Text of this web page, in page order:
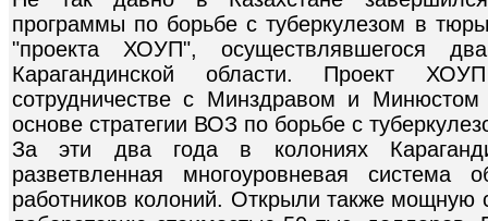
программы по борьбе с туберкулезом в
"проекта ХОУП", осуществлявшегося
Карагандинской области. Проект
сотрудничестве с Минздравом и
основе стратегии ВОЗ по борьбе с
За эти два года в колониях
разветвленная многоуровневая система
работников колоний. Открыли также мощную